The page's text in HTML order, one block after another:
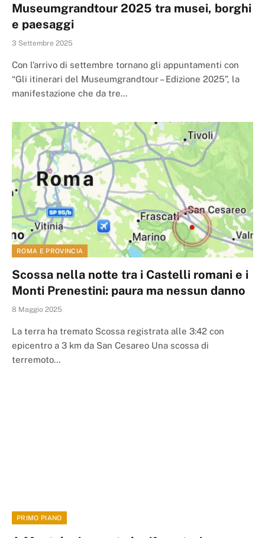
Museumgrandtour 2025 tra musei, borghi
e paesaggi
3 Settembre 2025
Con l’arrivo di settembre tornano gli appuntamenti con
“Gli itinerari del Museumgrandtour – Edizione 2025”, la
manifestazione che da tre…
ROMA E PROVINCIA
Scossa nella notte tra i Castelli romani e i
Monti Prenestini: paura ma nessun danno
8 Maggio 2025
La terra ha tremato Scossa registrata alle 3:42 con
epicentro a 3 km da San Cesareo Una scossa di
terremoto…
PRIMO PIANO